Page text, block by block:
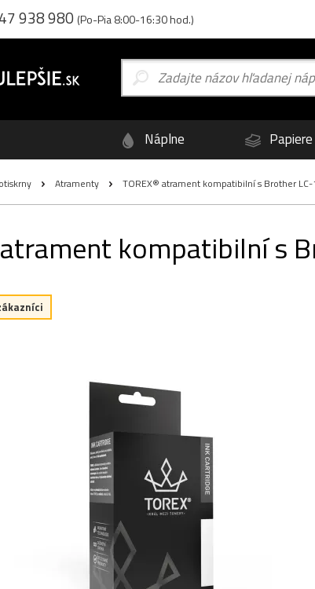
938 980 (Po-Pia 8:00-16:30 hod.)
Náplne Papiere
Atramenty TOREX® atrament kompatibilní s Brother
kompatibilní s